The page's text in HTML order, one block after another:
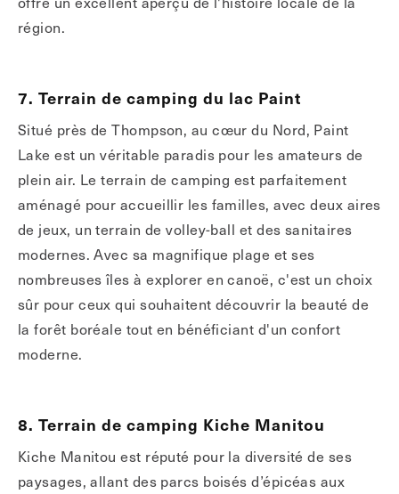
région.
7. Terrain de camping du lac Paint
Situé près de Thompson, au cœur du Nord, Paint
Lake est un véritable paradis pour les amateurs de
plein air. Le terrain de camping est parfaitement
aménagé pour accueillir les familles, avec deux aires
de jeux, un terrain de volley-ball et des sanitaires
modernes. Avec sa magnifique plage et ses
nombreuses îles à explorer en canoë, c'est un choix
sûr pour ceux qui souhaitent découvrir la beauté de
la forêt boréale tout en bénéficiant d'un confort
moderne.
8. Terrain de camping Kiche Manitou
Kiche Manitou est réputé pour la diversité de ses
paysages, allant des parcs boisés d’épicéas aux